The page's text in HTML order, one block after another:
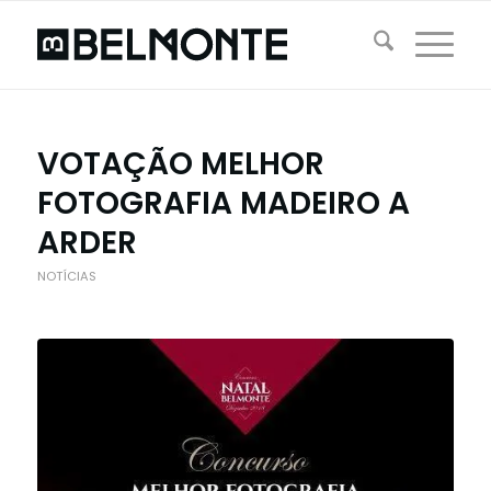
VOTAÇÃO MELHOR
FOTOGRAFIA MADEIRO A
ARDER
NOTÍCIAS